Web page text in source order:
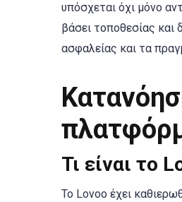
υπόσχεται όχι μόνο
βάσει τοποθεσίας
ασφαλείας και τα
Τι είναι το
Το Lovoo έχει